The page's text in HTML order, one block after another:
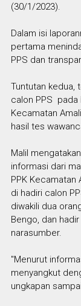
(30/1/2023).
Dalam isi
pertama
PPS dan
Tuntutan kedua,
calon PPS pada
Kecamatan
hasil tes
Malil
informasi dari
PPK Kecamatan
di hadiri calon
diwakili dua
Bengo, dan
narasumber.
"Menurut
menyangkut
ungkapan